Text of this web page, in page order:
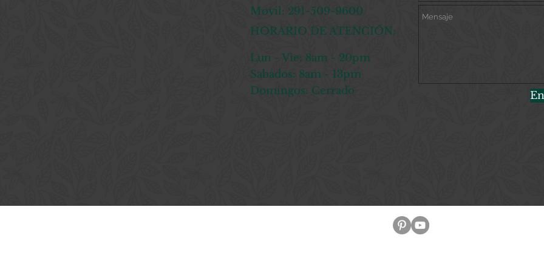
Movil: 291-509-9600
HORARIO DE ATENCIÓN:
Lun - Vie: 8am - 20pm
​​Sabados: 8am - 13pm
​Domingos: Cerrado